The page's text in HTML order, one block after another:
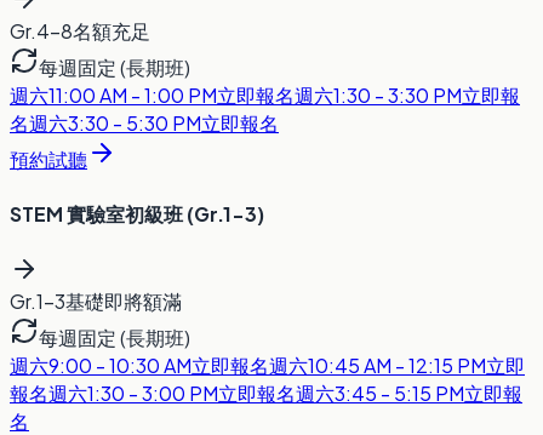
Gr.4-8名額充足
每週固定 (長期班)
週六11:00 AM - 1:00 PM立即報名週六1:30 - 3:30 PM立即報
名週六3:30 - 5:30 PM立即報名
預約試聽
STEM 實驗室初級班 (Gr.1-3)
Gr.1-3基礎即將額滿
每週固定 (長期班)
週六9:00 - 10:30 AM立即報名週六10:45 AM - 12:15 PM立即
報名週六1:30 - 3:00 PM立即報名週六3:45 - 5:15 PM立即報
名